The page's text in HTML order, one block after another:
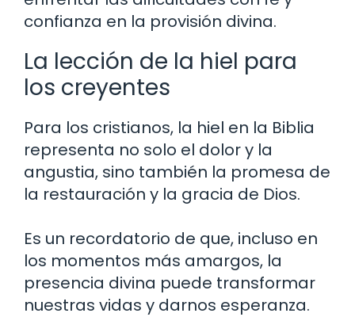
confianza en la provisión divina.
La lección de la hiel para
los creyentes
Para los cristianos, la hiel en la Biblia
representa no solo el dolor y la
angustia, sino también la promesa de
la restauración y la gracia de Dios.
Es un recordatorio de que, incluso en
los momentos más amargos, la
presencia divina puede transformar
nuestras vidas y darnos esperanza.